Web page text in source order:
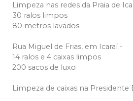
Limpeza nas redes da Praia de
30 ralos limpos
80 metros lavados
Rua Miguel de Frias, em Icaraí -
14 ralos e 4 caixas limpos
200 sacos de luxo
Limpeza de caixas na Presidente